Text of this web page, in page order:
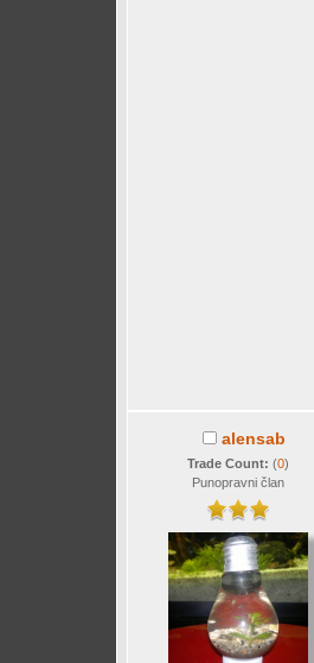
alensab
Trade Count: (0)
Punopravni član